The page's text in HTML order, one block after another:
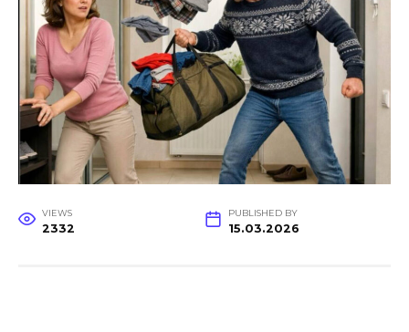
VIEWS
2332
PUBLISHED BY
15.03.2026